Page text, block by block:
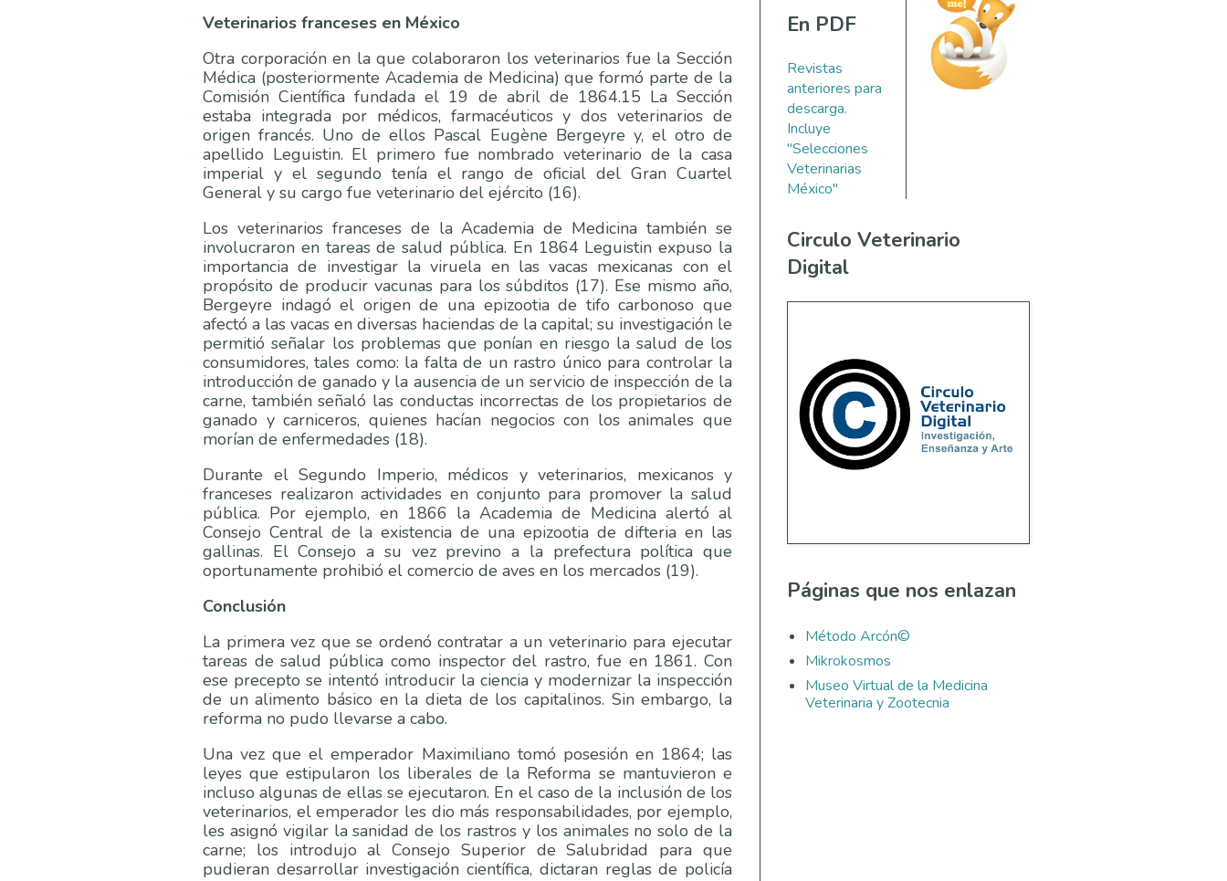
Veterinarios franceses en México
Otra corporación en la que colaboraron los veterinarios fue la Sección
Médica (posteriormente Academia de Medicina) que formó parte de la
Comisión Científica fundada el 19 de abril de 1864.15 La Sección
estaba integrada por médicos, farmacéuticos y dos veterinarios de
origen francés. Uno de ellos Pascal Eugène Bergeyre y, el otro de
apellido Leguistin. El primero fue nombrado veterinario de la casa
imperial y el segundo tenía el rango de oficial del Gran Cuartel
General y su cargo fue veterinario del ejército (16).
Los veterinarios franceses de la Academia de Medicina también se
involucraron en tareas de salud pública. En 1864 Leguistin expuso la
importancia de investigar la viruela en las vacas mexicanas con el
propósito de producir vacunas para los súbditos (17). Ese mismo año,
Bergeyre indagó el origen de una epizootia de tifo carbonoso que
afectó a las vacas en diversas haciendas de la capital; su investigación le
permitió señalar los problemas que ponían en riesgo la salud de los
consumidores, tales como: la falta de un rastro único para controlar la
introducción de ganado y la ausencia de un servicio de inspección de la
carne, también señaló las conductas incorrectas de los propietarios de
ganado y carniceros, quienes hacían negocios con los animales que
morían de enfermedades (18).
Durante el Segundo Imperio, médicos y veterinarios, mexicanos y
franceses realizaron actividades en conjunto para promover la salud
pública. Por ejemplo, en 1866 la Academia de Medicina alertó al
Consejo Central de la existencia de una epizootia de difteria en las
gallinas. El Consejo a su vez previno a la prefectura política que
oportunamente prohibió el comercio de aves en los mercados (19).
Conclusión
La primera vez que se ordenó contratar a un veterinario para ejecutar
tareas de salud pública como inspector del rastro, fue en 1861. Con
ese precepto se intentó introducir la ciencia y modernizar la inspección
de un alimento básico en la dieta de los capitalinos. Sin embargo, la
reforma no pudo llevarse a cabo.
Una vez que el emperador Maximiliano tomó posesión en 1864; las
leyes que estipularon los liberales de la Reforma se mantuvieron e
incluso algunas de ellas se ejecutaron. En el caso de la inclusión de los
veterinarios, el emperador les dio más responsabilidades, por ejemplo,
les asignó vigilar la sanidad de los rastros y los animales no solo de la
carne; los introdujo al Consejo Superior de Salubridad para que
pudieran desarrollar investigación científica, dictaran reglas de policía
En PDF
Revistas
anteriores para
descarga.
Incluye
"Selecciones
Veterinarias
México"
Circulo Veterinario
Digital
Páginas que nos enlazan
Método Arcón©
Mikrokosmos
Museo Virtual de la Medicina
Veterinaria y Zootecnia